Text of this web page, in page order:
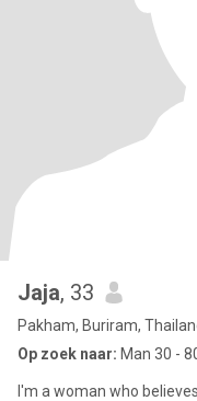
Jaja, 33
Pakham, Buriram,
Op zoek naar: Man 30 -
I'm a woman who